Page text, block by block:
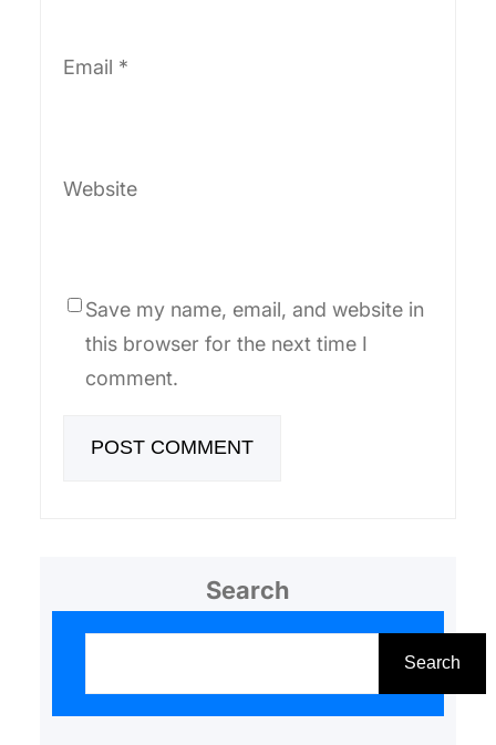
Email *
Website
Save my name, email, and website in
this browser for the next time I
comment.
Search
Search